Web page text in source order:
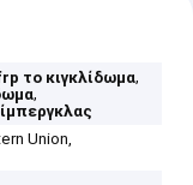
το κιγκλίδωμα,
,
Union,